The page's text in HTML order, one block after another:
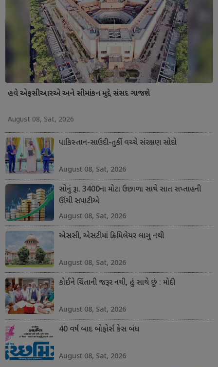
હવે એફસીઆરએ અને સીમાંકન મુદ્દે સંસદ ગાજશે
August 08, Sat, 2026
પાકિસ્તાન-સાઉદી-તુર્કી વચ્ચે સંરક્ષણ સોદો
August 08, Sat, 2026
સોનું રૂા. 3400ના મોટા ઉછાળા સાથે સાત સપ્તાહની
ઊંચી સપાટીએ
August 08, Sat, 2026
એસસી, એસટીમાં ક્રિમિલેયર લાગુ નથી
August 08, Sat, 2026
કોઈને ચિંતાની જરૂર નથી, હું સાથે છું : મોદી
August 08, Sat, 2026
40 વર્ષ બાદ બોફોર્સ કેસ બંધ
August 08, Sat, 2026